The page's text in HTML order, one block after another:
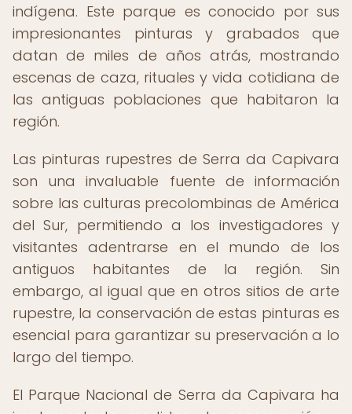
indígena. Este parque es conocido por sus
impresionantes pinturas y grabados que
datan de miles de años atrás, mostrando
escenas de caza, rituales y vida cotidiana de
las antiguas poblaciones que habitaron la
región.
Las pinturas rupestres de Serra da Capivara
son una invaluable fuente de información
sobre las culturas precolombinas de América
del Sur, permitiendo a los investigadores y
visitantes adentrarse en el mundo de los
antiguos habitantes de la región. Sin
embargo, al igual que en otros sitios de arte
rupestre, la conservación de estas pinturas es
esencial para garantizar su preservación a lo
largo del tiempo.
El Parque Nacional de Serra da Capivara ha